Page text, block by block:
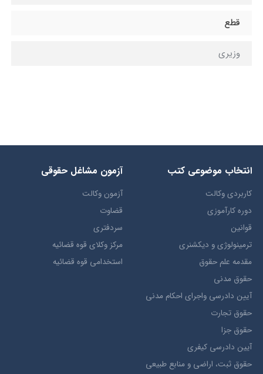
قطع
وزيري
انتخاب​ موضوعي​ کتب
کاربردی وکالت
دوره کارآموزی
قوانین
ترمينولوژي و ديکشنري
مقدمه علم حقوق
حقوق مدني
آيين دادرسي ​واجراي ​احکام ​مدني
حقوق تجارت
حقوق جزا
آيین دادرسی کیفری
حقوق ثبت، اراضي و منابع طبيعي
آزمون مشاغل حقوقی
آزمون وکالت
قضاوت
سردفتری
مرکز وکلای قوه قضائیه
استخدامی قوه قضائیه